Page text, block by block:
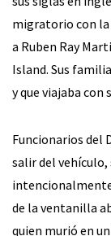
migratorio con la
a Ruben Ray
Island. Sus
y que viajaba con
Funcionarios del
salir del vehículo,
de la ventanilla
quien murió en